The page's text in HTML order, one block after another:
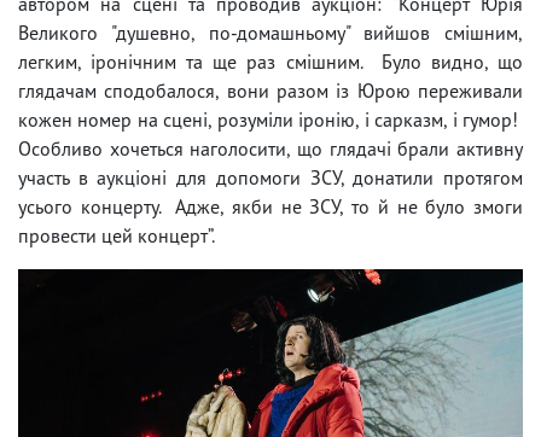
Великого "душевно, по-домашньому" вийшов смішним,
легким, іронічним та ще раз смішним. Було видно, що
глядачам сподобалося, вони разом із Юрою переживали
кожен номер на сцені, розуміли іронію, і сарказм, і гумор!
Особливо хочеться наголосити, що глядачі брали активну
участь в аукціоні для допомоги ЗСУ, донатили протягом
усього концерту. Адже, якби не ЗСУ, то й не було змоги
провести цей концерт”.